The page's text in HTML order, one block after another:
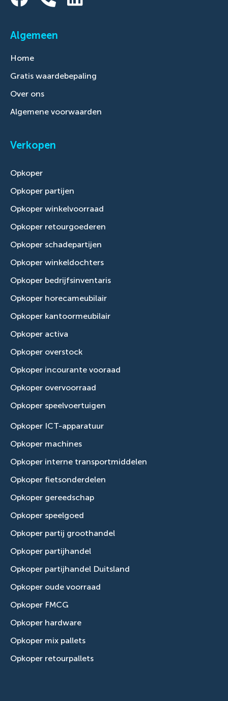
Algemeen
Home
Gratis waardebepaling
Over ons
Algemene voorwaarden
Verkopen
Opkoper
Opkoper partijen
Opkoper winkelvoorraad
Opkoper retourgoederen
Opkoper schadepartijen
Opkoper winkeldochters
Opkoper bedrijfsinventaris
Opkoper horecameubilair
Opkoper kantoormeubilair
Opkoper activa
Opkoper overstock
Opkoper incourante vooraad
Opkoper overvoorraad
Opkoper speelvoertuigen
Opkoper ICT-apparatuur
Opkoper machines
Opkoper interne transportmiddelen
Opkoper fietsonderdelen
Opkoper gereedschap
Opkoper speelgoed
Opkoper partij groothandel
Opkoper partijhandel
Opkoper partijhandel Duitsland
Opkoper oude voorraad
Opkoper FMCG
Opkoper hardware
Opkoper mix pallets
Opkoper retourpallets